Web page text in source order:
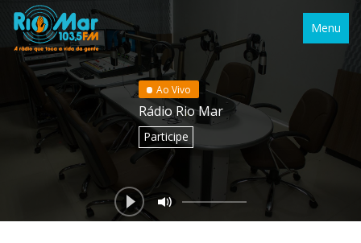
Menu
Ao Vivo
Rádio Rio Mar
Participe